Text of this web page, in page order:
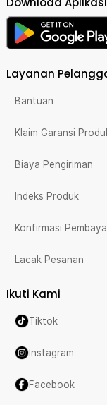
Layanan
Bantuan
Klaim Garansi
Biaya Pengiriman
Indeks Produk
Konfirmasi
Lacak Pesanan
Ikuti Kami
Tiktok
Instagram
Facebook